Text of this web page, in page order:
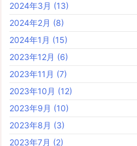
2024年3月 (13)
2024年2月 (8)
2024年1月 (15)
2023年12月 (6)
2023年11月 (7)
2023年10月 (12)
2023年9月 (10)
2023年8月 (3)
2023年7月 (2)